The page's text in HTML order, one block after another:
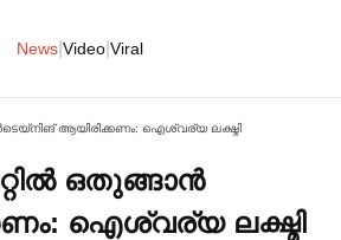
News Video Viral
ആയിരിക്കണം: ഐശ്വര്യ ലക്ഷ്മി
ഒതുങ്ങാൻ
ഐശ്വര്യ ലക്ഷ്മി